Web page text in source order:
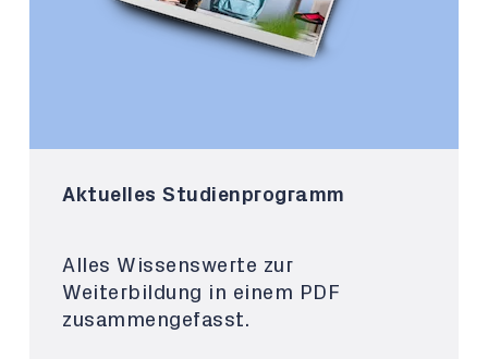
Aktuelles Studienprogramm
Alles Wissenswerte zur
Weiterbildung in einem PDF
zusammengefasst.